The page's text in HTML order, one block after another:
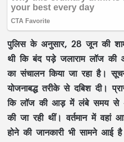
पुलिस के अनुसार, 28 जून की
थी कि बंद पड़े जलाराम लॉज की
का संचालन किया जा रहा है।
योजनाबद्ध तरीके से दबिश दी।
कि लॉज की आड़ में लंबे समय से
की जा रही थीं। वर्तमान में वहां
होने की जानकारी भी सामने आई